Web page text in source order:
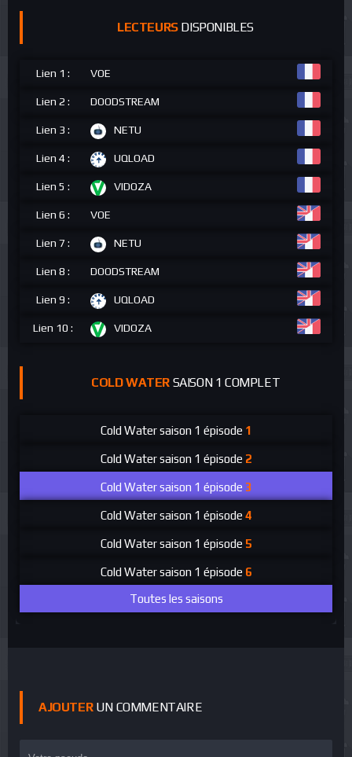
LECTEURSDISPONIBLES
Lien 1 : VOE
Lien 2 : DOODSTREAM
Lien 3 : NETU
Lien 4 : UQLOAD
Lien 5 : VIDOZA
Lien 6 : VOE
Lien 7 : NETU
Lien 8 : DOODSTREAM
Lien 9 : UQLOAD
Lien 10 : VIDOZA
COLD WATERSAISON 1 COMPLET
Cold Water saison 1 épisode 1
Cold Water saison 1 épisode 2
Cold Water saison 1 épisode 3
Cold Water saison 1 épisode 4
Cold Water saison 1 épisode 5
Cold Water saison 1 épisode 6
Toutes les saisons
AJOUTERUN COMMENTAIRE